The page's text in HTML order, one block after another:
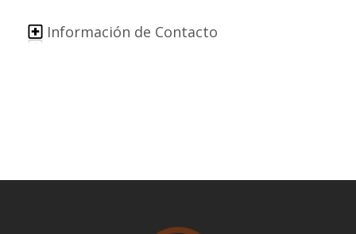
Información de Contacto